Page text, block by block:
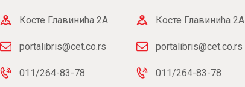
Косте Главинића 2А
portalibris@cet.co.rs
011/264-83-78
Косте Главинића 2А
portalibris@cet.co.rs
011/264-83-78